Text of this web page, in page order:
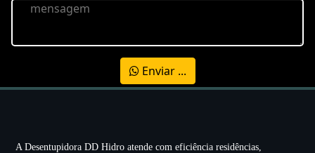
Enviar ...
A Desentupidora DD Hidro atende com eficiência residências,